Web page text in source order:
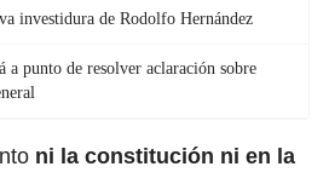
investidura de Rodolfo Hernández
a punto de resolver aclaración sobre
ni la constitución ni en la